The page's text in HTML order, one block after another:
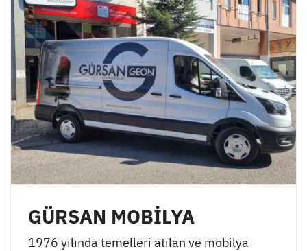
GÜRSAN MOBİLYA
1976 yılında temelleri atılan ve mobilya